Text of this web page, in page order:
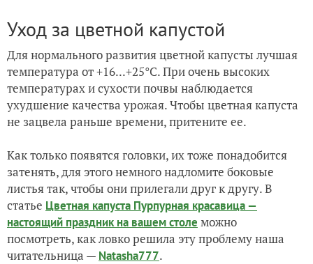
Уход за цветной капустой
Для нормального развития цветной капусты лучшая
температура от +16...+25°С. При очень высоких
температурах и сухости почвы наблюдается
ухудшение качества урожая. Чтобы цветная капуста
не зацвела раньше времени, притените ее.
Как только появятся головки, их тоже понадобится
затенять, для этого немного надломите боковые
листья так, чтобы они прилегали друг к другу. В
статье Цветная капуста Пурпурная красавица —
настоящий праздник на вашем столе можно
посмотреть, как ловко решила эту проблему наша
читательница — Natasha777.